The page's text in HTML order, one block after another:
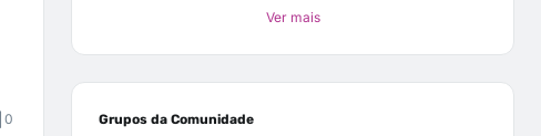
0
Ver mais
Grupos da Comunidade